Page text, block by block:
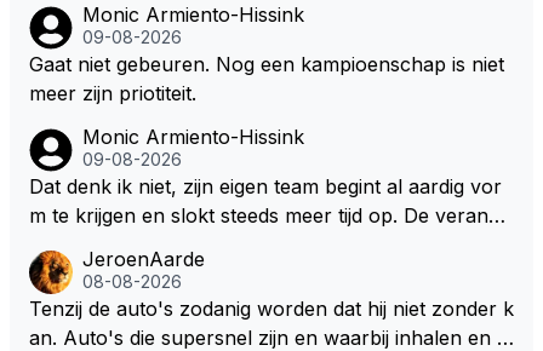
Monic Armiento-Hissink
09-08-2026
Gaat niet gebeuren. Nog een kampioenschap is niet
meer zijn priotiteit.
Monic Armiento-Hissink
09-08-2026
Dat denk ik niet, zijn eigen team begint al aardig vor
m te krijgen en slokt steeds meer tijd op. De verande
en zullen ben ik bang niet het gewenste effect hebb
en. Mocht het wel zo zijn dan zal het 3 jaar zijn, hoo
guit 5 jaar maar echt niet langer. Vergeet niet, hij hee
JeroenAarde
08-08-2026
Tenzij de auto's zodanig worden dat hij niet zonder k
an. Auto's die supersnel zijn en waarbij inhalen en v